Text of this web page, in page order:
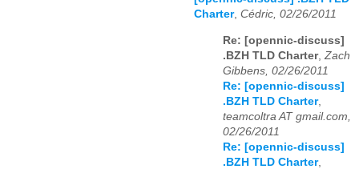
Charter, Cédric, 02/26/2011
Re: [opennic-discuss]
.BZH TLD Charter, Zach
Gibbens, 02/26/2011
Re: [opennic-discuss]
.BZH TLD Charter,
teamcoltra AT gmail.com,
02/26/2011
Re: [opennic-discuss]
.BZH TLD Charter,